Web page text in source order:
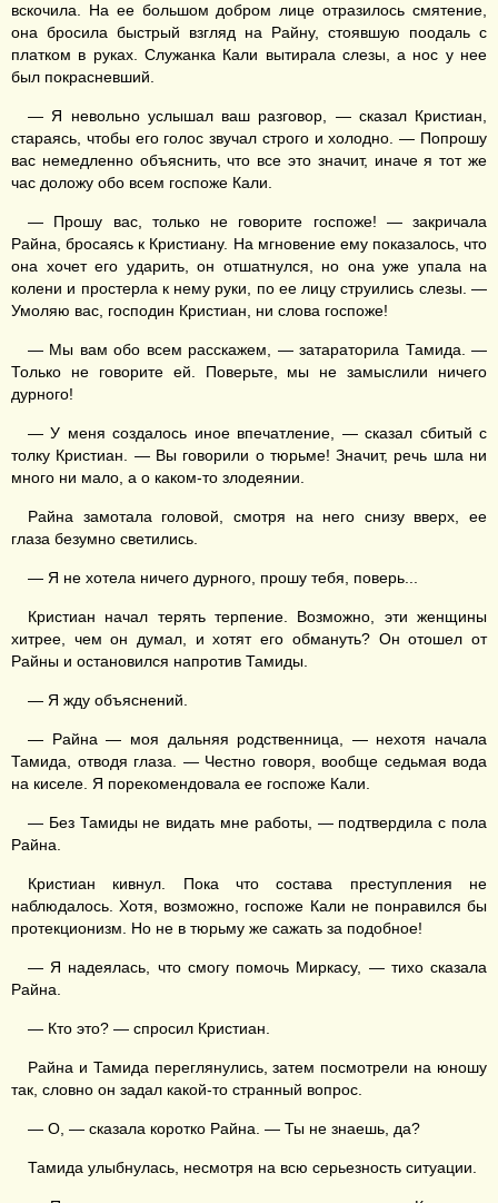
вскочила. На ее большом добром лице отразилось смятение,
она бросила быстрый взгляд на Райну, стоявшую поодаль с
платком в руках. Служанка Кали вытирала слезы, а нос у нее
был покрасневший.
— Я невольно услышал ваш разговор, — сказал Кристиан,
стараясь, чтобы его голос звучал строго и холодно. — Попрошу
вас немедленно объяснить, что все это значит, иначе я тот же
час доложу обо всем госпоже Кали.
— Прошу вас, только не говорите госпоже! — закричала
Райна, бросаясь к Кристиану. На мгновение ему показалось, что
она хочет его ударить, он отшатнулся, но она уже упала на
колени и простерла к нему руки, по ее лицу струились слезы. —
Умоляю вас, господин Кристиан, ни слова госпоже!
— Мы вам обо всем расскажем, — затараторила Тамида. —
Только не говорите ей. Поверьте, мы не замыслили ничего
дурного!
— У меня создалось иное впечатление, — сказал сбитый с
толку Кристиан. — Вы говорили о тюрьме! Значит, речь шла ни
много ни мало, а о каком-то злодеянии.
Райна замотала головой, смотря на него снизу вверх, ее
глаза безумно светились.
— Я не хотела ничего дурного, прошу тебя, поверь...
Кристиан начал терять терпение. Возможно, эти женщины
хитрее, чем он думал, и хотят его обмануть? Он отошел от
Райны и остановился напротив Тамиды.
— Я жду объяснений.
— Райна — моя дальняя родственница, — нехотя начала
Тамида, отводя глаза. — Честно говоря, вообще седьмая вода
на киселе. Я порекомендовала ее госпоже Кали.
— Без Тамиды не видать мне работы, — подтвердила с пола
Райна.
Кристиан кивнул. Пока что состава преступления не
наблюдалось. Хотя, возможно, госпоже Кали не понравился бы
протекционизм. Но не в тюрьму же сажать за подобное!
— Я надеялась, что смогу помочь Миркасу, — тихо сказала
Райна.
— Кто это? — спросил Кристиан.
Райна и Тамида переглянулись, затем посмотрели на юношу
так, словно он задал какой-то странный вопрос.
— О, — сказала коротко Райна. — Ты не знаешь, да?
Тамида улыбнулась, несмотря на всю серьезность ситуации.